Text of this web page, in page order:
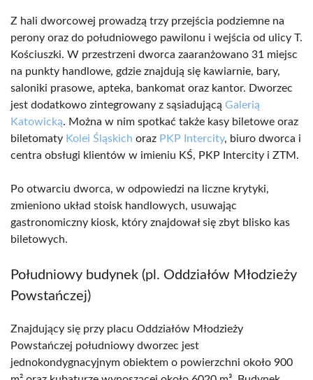
Z hali dworcowej prowadzą trzy przejścia podziemne na
perony oraz do południowego pawilonu i wejścia od ulicy T.
Kościuszki. W przestrzeni dworca zaaranżowano 31 miejsc
na punkty handlowe, gdzie znajdują się kawiarnie, bary,
saloniki prasowe, apteka, bankomat oraz kantor. Dworzec
jest dodatkowo zintegrowany z sąsiadującą Galerią
Katowicką. Można w nim spotkać także kasy biletowe oraz
biletomaty Kolei Śląskich oraz PKP Intercity, biuro dworca i
centra obsługi klientów w imieniu KŚ, PKP Intercity i ZTM.
Po otwarciu dworca, w odpowiedzi na liczne krytyki,
zmieniono układ stoisk handlowych, usuwając
gastronomiczny kiosk, który znajdował się zbyt blisko kas
biletowych.
Południowy budynek (pl. Oddziałów Młodzieży
Powstańczej)
Znajdujący się przy placu Oddziałów Młodzieży
Powstańczej południowy dworzec jest
jednokondygnacyjnym obiektem o powierzchni około 900